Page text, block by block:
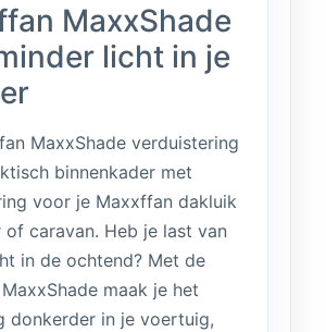
MaxxShade
licht in je
MaxxShade verduistering
binnenkader met
voor je Maxxffan dakluik
of caravan. Heb je last van
in de ochtend? Met de
maak je het
donkerder in je voertuig,